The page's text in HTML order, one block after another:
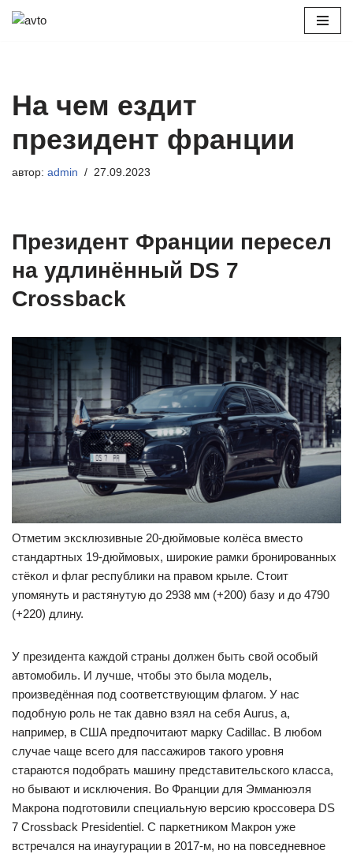
На чем ездит
президент франции
автор: admin 27.09.2023
Президент Франции пересел
на удлинённый DS 7
Crossback
Отметим эксклюзивные 20-дюймовые колёса вместо
стандартных 19-дюймовых, широкие рамки бронированных
стёкол и флаг республики на правом крыле. Стоит
упомянуть и растянутую до 2938 мм (+200) базу и до 4790
(+220) длину.
У президента каждой страны должен быть свой особый
автомобиль. И лучше, чтобы это была модель,
произведённая под соответствующим флагом. У нас
подобную роль не так давно взял на себя Aurus, а,
например, в США предпочитают марку Cadillac. В любом
случае чаще всего для пассажиров такого уровня
стараются подобрать машину представительского класса,
но бывают и исключения. Во Франции для Эмманюэля
Макрона подготовили специальную версию кроссовера DS
7 Crossback Presidentiel. С паркетником Макрон уже
встречался на инаугурации в 2017-м, но на повседневное